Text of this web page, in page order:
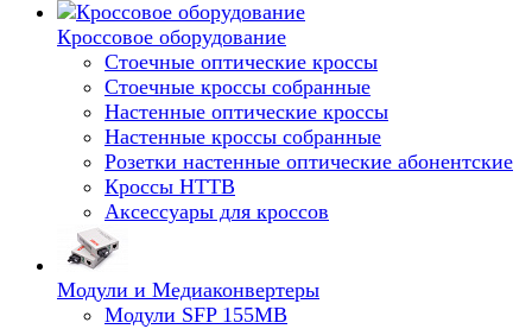
Кроссовое оборудование
Стоечные оптические кроссы
Стоечные кроссы собранные
Настенные оптические кроссы
Настенные кроссы собранные
Розетки настенные оптические абонентские
Кроссы HTTB
Аксессуары для кроссов
Модули и Медиаконвертеры
Модули SFP 155MB